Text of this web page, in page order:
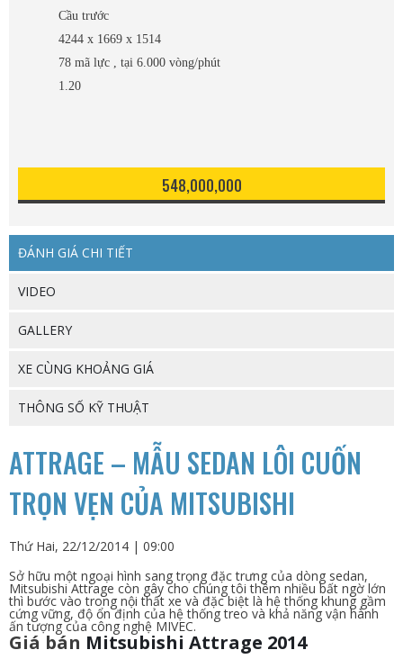
Cầu trước
4244 x 1669 x 1514
78 mã lực , tại 6.000 vòng/phút
1.20
548,000,000
ĐÁNH GIÁ CHI TIẾT
VIDEO
GALLERY
XE CÙNG KHOẢNG GIÁ
THÔNG SỐ KỸ THUẬT
ATTRAGE – MẪU SEDAN LÔI CUỐN
TRỌN VẸN CỦA MITSUBISHI
Thứ Hai, 22/12/2014 | 09:00
Sở hữu một ngoại hình sang trọng đặc trưng của dòng sedan,
Mitsubishi Attrage còn gây cho chúng tôi thêm nhiều bất ngờ lớn
thì bước vào trong nội thất xe và đặc biệt là hệ thống khung gầm
cứng vững, độ ổn định của hệ thống treo và khả năng vận hành
ấn tượng của công nghệ MIVEC.
Giá bán Mitsubishi Attrage 2014